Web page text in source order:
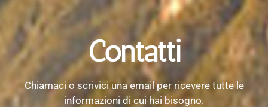
Contatti
Chiamaci o scrivici una email per ricevere tutte le
informazioni di cui hai bisogno.